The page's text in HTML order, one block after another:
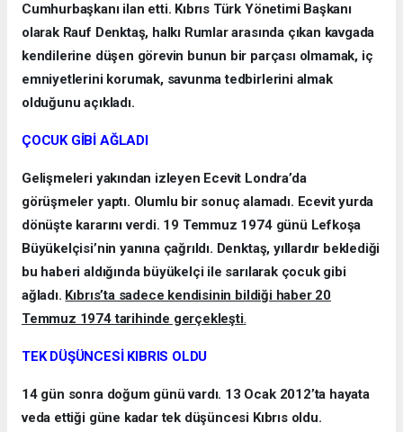
Cumhurbaşkanı ilan etti. Kıbrıs Türk Yönetimi Başkanı
olarak Rauf Denktaş, halkı Rumlar arasında çıkan kavgada
kendilerine düşen görevin bunun bir parçası olmamak, iç
emniyetlerini korumak, savunma tedbirlerini almak
olduğunu açıkladı.
ÇOCUK GİBİ AĞLADI
Gelişmeleri yakından izleyen Ecevit Londra’da
görüşmeler yaptı. Olumlu bir sonuç alamadı. Ecevit yurda
dönüşte kararını verdi. 19 Temmuz 1974 günü Lefkoşa
Büyükelçisi’nin yanına çağrıldı. Denktaş, yıllardır beklediği
bu haberi aldığında büyükelçi ile sarılarak çocuk gibi
ağladı. Kıbrıs’ta sadece kendisinin bildiği haber 20
Temmuz 1974 tarihinde gerçekleşti.
TEK DÜŞÜNCESİ KIBRIS OLDU
14 gün sonra doğum günü vardı. 13 Ocak 2012’ta hayata
veda ettiği güne kadar tek düşüncesi Kıbrıs oldu.